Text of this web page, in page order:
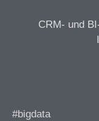
CRM- und
#bigdata